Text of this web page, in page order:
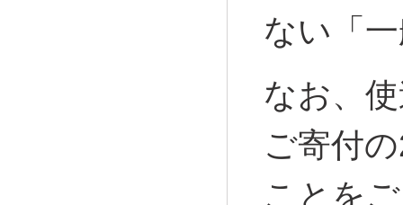
ない「
なお、
ご寄付
ことを